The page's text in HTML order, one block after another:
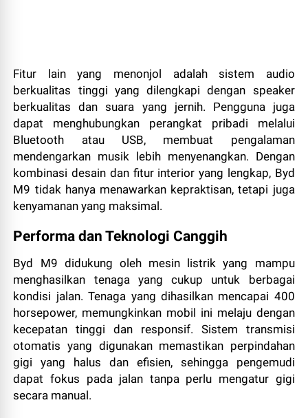
Fitur lain yang menonjol adalah sistem audio
berkualitas tinggi yang dilengkapi dengan speaker
berkualitas dan suara yang jernih. Pengguna juga
dapat menghubungkan perangkat pribadi melalui
Bluetooth atau USB, membuat pengalaman
mendengarkan musik lebih menyenangkan. Dengan
kombinasi desain dan fitur interior yang lengkap, Byd
M9 tidak hanya menawarkan kepraktisan, tetapi juga
kenyamanan yang maksimal.
Performa dan Teknologi Canggih
Byd M9 didukung oleh mesin listrik yang mampu
menghasilkan tenaga yang cukup untuk berbagai
kondisi jalan. Tenaga yang dihasilkan mencapai 400
horsepower, memungkinkan mobil ini melaju dengan
kecepatan tinggi dan responsif. Sistem transmisi
otomatis yang digunakan memastikan perpindahan
gigi yang halus dan efisien, sehingga pengemudi
dapat fokus pada jalan tanpa perlu mengatur gigi
secara manual.